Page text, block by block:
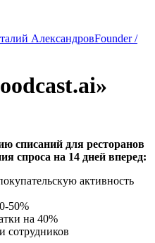
АлександровFounder /
списаний для ресторанов
спроса на 14 дней вперед:
активность
50%
на 40%
сотрудников